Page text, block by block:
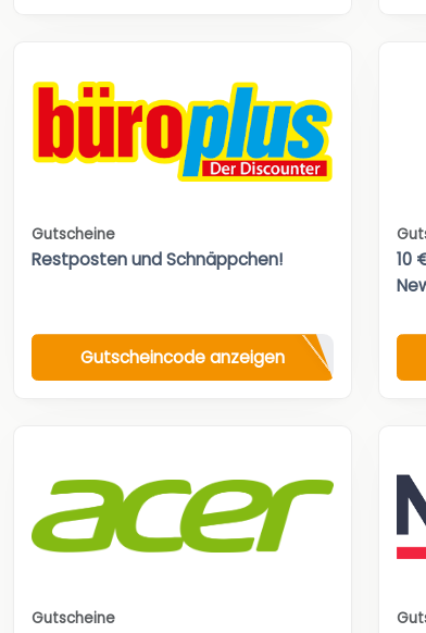
Gutscheine
Restposten und Schnäppchen!
Gutscheincode anzeigen
10
Gutscheine